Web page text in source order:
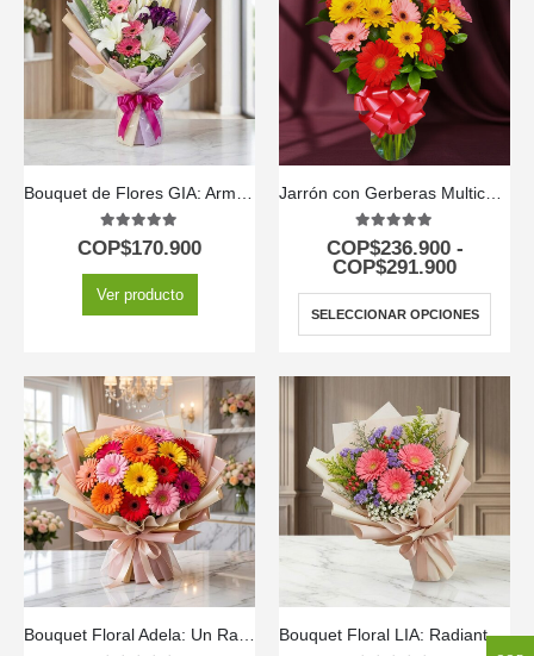
5.00out of 5
COP$170.900
Ver producto
5.00out of 5
COP$236.900 -
COP$291.900
SELECCIONAR OPCIONES
Bouquet Floral Adela: Un Ramo Vibrante de Gerberas Multicolor 💐 Bouquet Floral LIA: Radiante Ramo de Gerberas Amarillas para Regalar ✨